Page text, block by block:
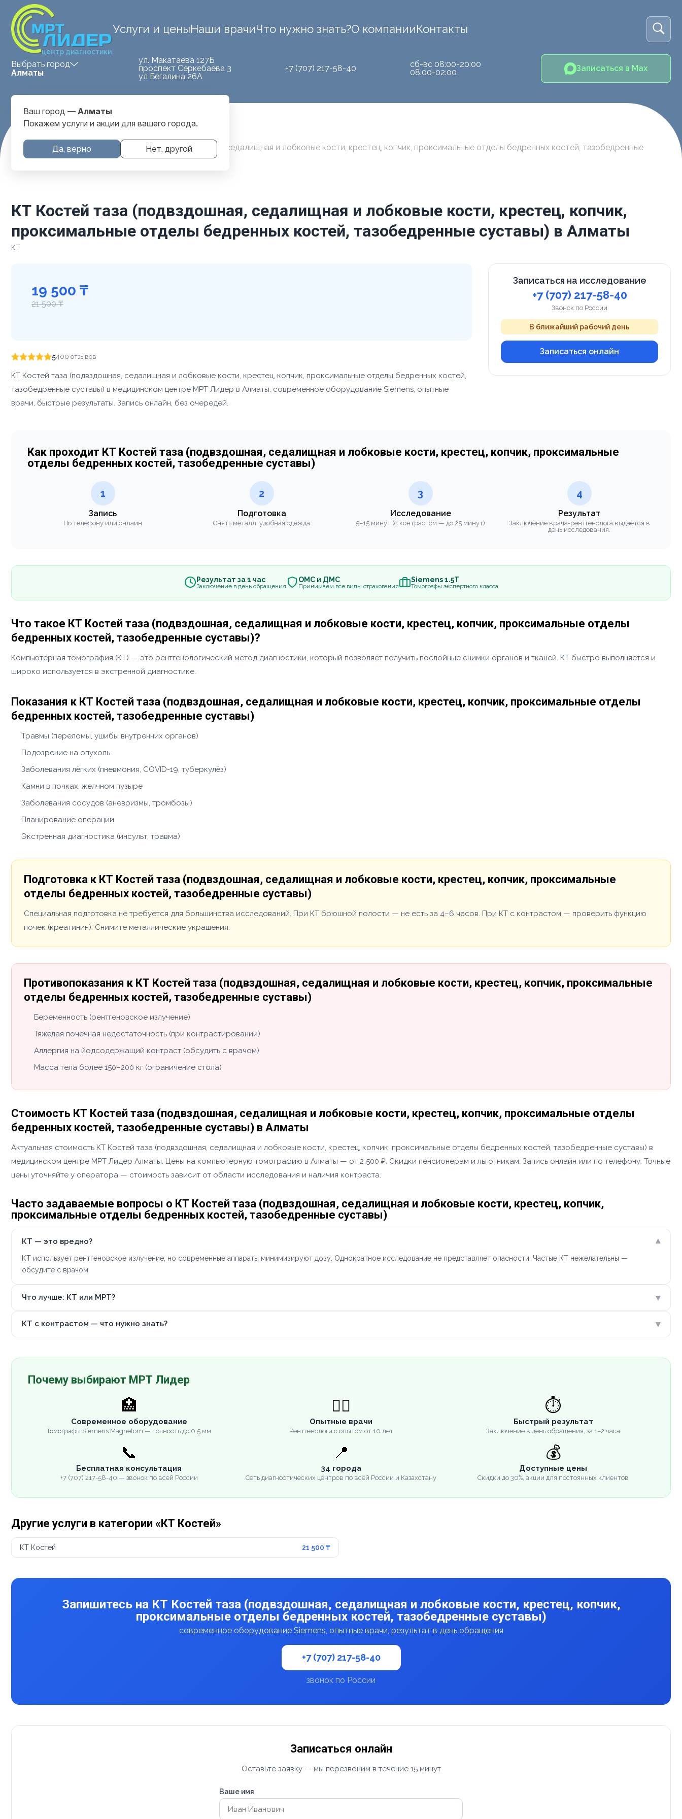
центр диагностики
Услуги и ценыНаши врачиЧто нужно знать?О компанииКонтакты
Выбрать город
Алматы
ул. Макатаева 127Б
проспект Серкебаева 3
ул Бегалина 26А
+7 (707) 217-58-40
сб-вс 08:00-20:00
08:00-02:00
Записаться в Max
Ваш город — Алматы
Покажем услуги и акции для вашего города.
Да, верно Нет, другой
Услуги и
цены
КТ Костей таза (подвздошная, седалищная и лобковые кости, крестец, копчик, проксимальные отделы бедренных костей, тазобедренные
суставы)
КТ Костей таза (подвздошная, седалищная и лобковые кости, крестец, копчик,
проксимальные отделы бедренных костей, тазобедренные суставы) в Алматы
КТ
19 500 ₸
21 500 ₸
5400 отзывов
КТ Костей таза (подвздошная, седалищная и лобковые кости, крестец, копчик, проксимальные отделы бедренных костей,
тазобедренные суставы) в медицинском центре МРТ Лидер в Алматы. современное оборудование Siemens, опытные
врачи, быстрые результаты. Запись онлайн, без очередей.
Записаться на исследование
+7 (707) 217-58-40
Звонок по России
В ближайший рабочий день
Записаться онлайн
Как проходит КТ Костей таза (подвздошная, седалищная и лобковые кости, крестец, копчик, проксимальные
отделы бедренных костей, тазобедренные суставы)
1
Запись
По телефону или онлайн
2
Подготовка
Снять металл, удобная одежда
3
Исследование
5–15 минут (с контрастом — до 25 минут)
4
Результат
Заключение врача-рентгенолога выдается в
день исследования.
Результат за 1 час
Заключение в день обращения
ОМС и ДМС
Принимаем все виды страхования
Siemens 1.5Т
Томографы экспертного класса
Что такое КТ Костей таза (подвздошная, седалищная и лобковые кости, крестец, копчик, проксимальные отделы
бедренных костей, тазобедренные суставы)?
Компьютерная томография (КТ) — это рентгенологический метод диагностики, который позволяет получить послойные снимки органов и тканей. КТ быстро выполняется и
широко используется в экстренной диагностике.
Показания к КТ Костей таза (подвздошная, седалищная и лобковые кости, крестец, копчик, проксимальные отделы
бедренных костей, тазобедренные суставы)
Травмы (переломы, ушибы внутренних органов)
Подозрение на опухоль
Заболевания лёгких (пневмония, COVID-19, туберкулёз)
Камни в почках, желчном пузыре
Заболевания сосудов (аневризмы, тромбозы)
Планирование операции
Экстренная диагностика (инсульт, травма)
Подготовка к КТ Костей таза (подвздошная, седалищная и лобковые кости, крестец, копчик, проксимальные
отделы бедренных костей, тазобедренные суставы)
Специальная подготовка не требуется для большинства исследований. При КТ брюшной полости — не есть за 4–6 часов. При КТ с контрастом — проверить функцию
почек (креатинин). Снимите металлические украшения.
Противопоказания к КТ Костей таза (подвздошная, седалищная и лобковые кости, крестец, копчик, проксимальные
отделы бедренных костей, тазобедренные суставы)
Беременность (рентгеновское излучение)
Тяжёлая почечная недостаточность (при контрастировании)
Аллергия на йодсодержащий контраст (обсудить с врачом)
Масса тела более 150–200 кг (ограничение стола)
Стоимость КТ Костей таза (подвздошная, седалищная и лобковые кости, крестец, копчик, проксимальные отделы
бедренных костей, тазобедренные суставы) в Алматы
Актуальная стоимость КТ Костей таза (подвздошная, седалищная и лобковые кости, крестец, копчик, проксимальные отделы бедренных костей, тазобедренные суставы) в
медицинском центре МРТ Лидер Алматы. Цены на компьютерную томографию в Алматы — от 2 500 ₽. Скидки пенсионерам и льготникам. Запись онлайн или по телефону. Точные
цены уточняйте у оператора — стоимость зависит от области исследования и наличия контраста.
Часто задаваемые вопросы о КТ Костей таза (подвздошная, седалищная и лобковые кости, крестец, копчик,
проксимальные отделы бедренных костей, тазобедренные суставы)
КТ — это вредно? ▾
КТ использует рентгеновское излучение, но современные аппараты минимизируют дозу. Однократное исследование не представляет опасности. Частые КТ нежелательны —
обсудите с врачом.
Что лучше: КТ или МРТ? ▾
КТ с контрастом — что нужно знать? ▾
Почему выбирают МРТ Лидер
🏥
Современное оборудование
Томографы Siemens Magnetom — точность до 0.5 мм
👨‍⚕️
Опытные врачи
Рентгенологи с опытом от 10 лет
⏱️
Быстрый результат
Заключение в день обращения, за 1–2 часа
📞
Бесплатная консультация
+7 (707) 217-58-40 — звонок по всей России
📍
34 города
Сеть диагностических центров по всей России и Казахстану
💰
Доступные цены
Скидки до 30%, акции для постоянных клиентов
Другие услуги в категории «КТ Костей»
КТ Костей 21 500 ₸
Запишитесь на КТ Костей таза (подвздошная, седалищная и лобковые кости, крестец, копчик,
проксимальные отделы бедренных костей, тазобедренные суставы)
современное оборудование Siemens, опытные врачи, результат в день обращения
+7 (707) 217-58-40
звонок по России
Записаться онлайн
Оставьте заявку — мы перезвоним в течение 15 минут
Ваше имя